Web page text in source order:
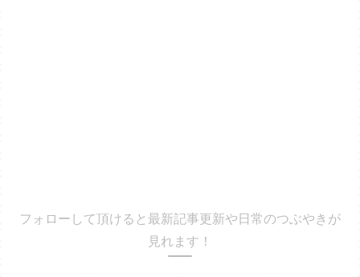
フォローして頂けると最新記事更新や日常のつぶやきが
見れます！